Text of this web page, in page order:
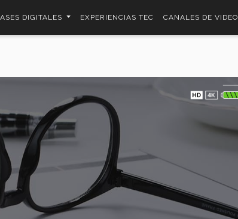
DIGITALES EXPERIENCIAS TEC CANALES DE VIDEO